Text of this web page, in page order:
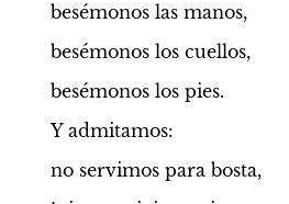
besémonos las manos,
besémonos los cuellos,
besémonos los pies.
Y admitamos:
no servimos para bosta,